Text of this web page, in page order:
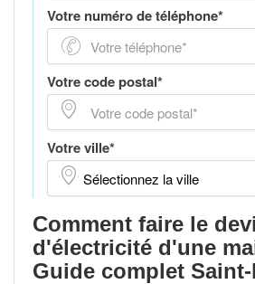
Comment faire le
d'électricité d'une
Guide complet